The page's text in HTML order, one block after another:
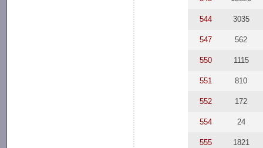
544 3035
547 562
550 1115
551 810
552 172
554 24
555 1821